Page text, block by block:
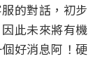
的對話，初步
此未來將有機
好消息阿！硬